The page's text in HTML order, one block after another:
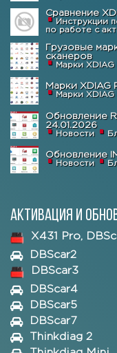
Сравнение
Инструкции
по работе с
Грузовые
сканеров
Марки XDIAG
Марки XDIAG
Марки XDIAG
Обновление
24.01.2026
Новости
Обновление
Новости
Активация и
X431 Pro,
DBScar2
DBScar3
DBScar4
DBScar5
DBScar7
Thinkdiag 2